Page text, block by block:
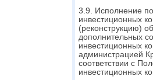
3.9. Исполнение
инвестиционных
(реконструкцию)
дополнительных
инвестиционных
администрацией
соответствии с
инвестиционных